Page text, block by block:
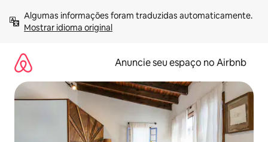
para
Mostrar idioma original
Anuncie seu espaço no Airbnb